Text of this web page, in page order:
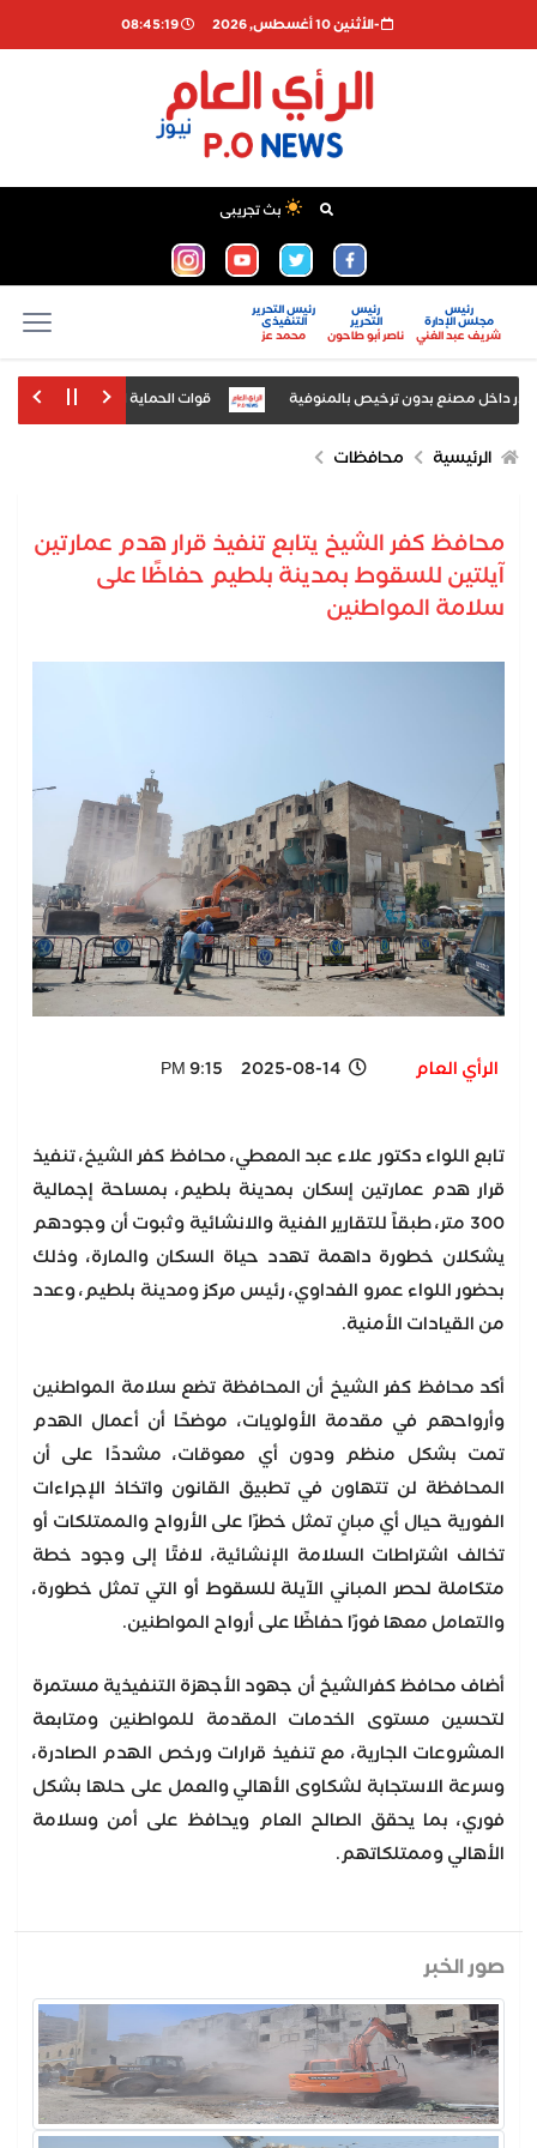
-اﻷثنين 10 أغسطس, 2026 08:45:19
بث تجريبى
رئيس
مجلس الإدارة
شريف عبد الغني
رئيس
التحرير
ناصر أبو طاحون
رئيس التحرير
التنفيذى
محمد عز
قوات الحماية المدنية تسيطر على
الرئيسية محافظات
محافظ كفر الشيخ يتابع تنفيذ قرار هدم عمارتين
آيلتين للسقوط بمدينة بلطيم حفاظًا على
سلامة المواطنين
الرأي العام 2025-08-14 9:15 PM
تابع اللواء دكتور علاء عبد المعطي، محافظ كفر الشيخ، تنفيذ
قرار هدم عمارتين إسكان بمدينة بلطيم، بمساحة إجمالية
300 متر، طبقاً للتقارير الفنية والانشائية وثبوت أن وجودهم
يشكلان خطورة داهمة تهدد حياة السكان والمارة، وذلك
بحضور اللواء عمرو الفداوي، رئيس مركز ومدينة بلطيم، وعدد
من القيادات الأمنية.
أكد محافظ كفر الشيخ أن المحافظة تضع سلامة المواطنين
وأرواحهم في مقدمة الأولويات، موضحًا أن أعمال الهدم
تمت بشكل منظم ودون أي معوقات، مشددًا على أن
المحافظة لن تتهاون في تطبيق القانون واتخاذ الإجراءات
الفورية حيال أي مبانٍ تمثل خطرًا على الأرواح والممتلكات أو
تخالف اشتراطات السلامة الإنشائية، لافتًا إلى وجود خطة
متكاملة لحصر المباني الآيلة للسقوط أو التي تمثل خطورة،
والتعامل معها فورًا حفاظًا على أرواح المواطنين.
أضاف محافظ كفرالشيخ أن جهود الأجهزة التنفيذية مستمرة
لتحسين مستوى الخدمات المقدمة للمواطنين ومتابعة
المشروعات الجارية، مع تنفيذ قرارات ورخص الهدم الصادرة،
وسرعة الاستجابة لشكاوى الأهالي والعمل على حلها بشكل
فوري، بما يحقق الصالح العام ويحافظ على أمن وسلامة
الأهالي وممتلكاتهم.
صور الخبر